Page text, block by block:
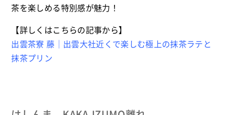
茶を楽しめる特別感が魅力！
【詳しくはこちらの記事から】
出雲茶寮 藤｜出雲大社近くで楽しむ極上の抹茶ラテと
抹茶プリン